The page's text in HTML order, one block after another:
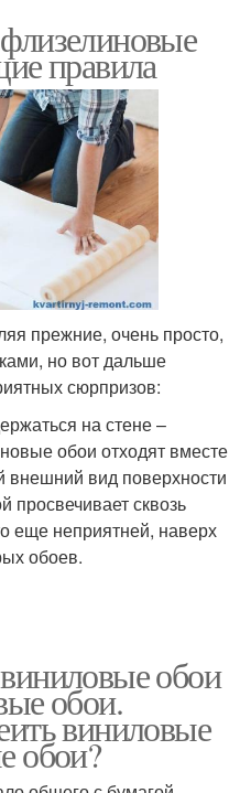
правила
прежние, очень просто,
но вот дальше
сюрпризов:
на стене –
обои отходят вместе
вид поверхности
просвечивает сквозь
еще неприятней, наверх
обоев.
обои
обои.
виниловые
обои?